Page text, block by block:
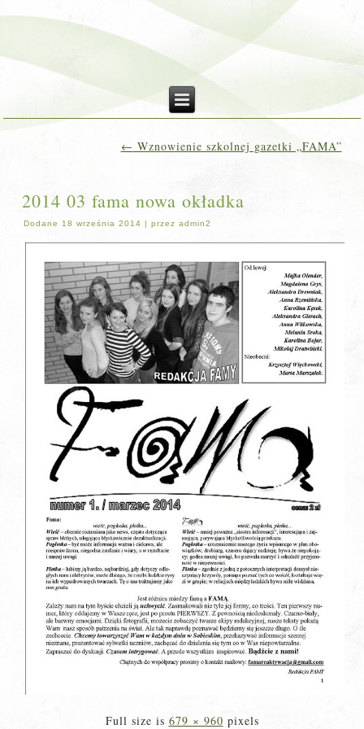
← Wznowienie szkolnej gazetki „FAMA”
2014 03 fama nowa okładka
Dodane 18 września 2014 |przez admin2
Full size is 679 × 960 pixels